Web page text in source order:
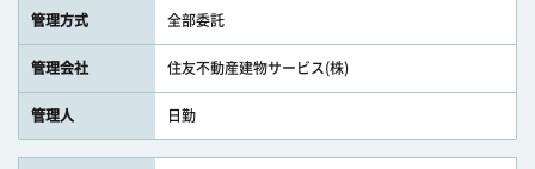
管理方式 全部委託
管理会社 住友不動産建物サービス(株)
管理人 日勤